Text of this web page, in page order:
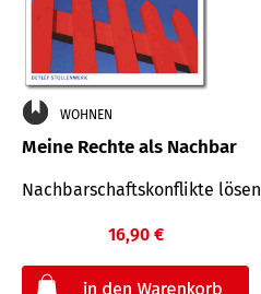
WOHNEN
Meine Rechte als Nachbar
Nach­bar­schafts­konflikte lösen
16,90 €